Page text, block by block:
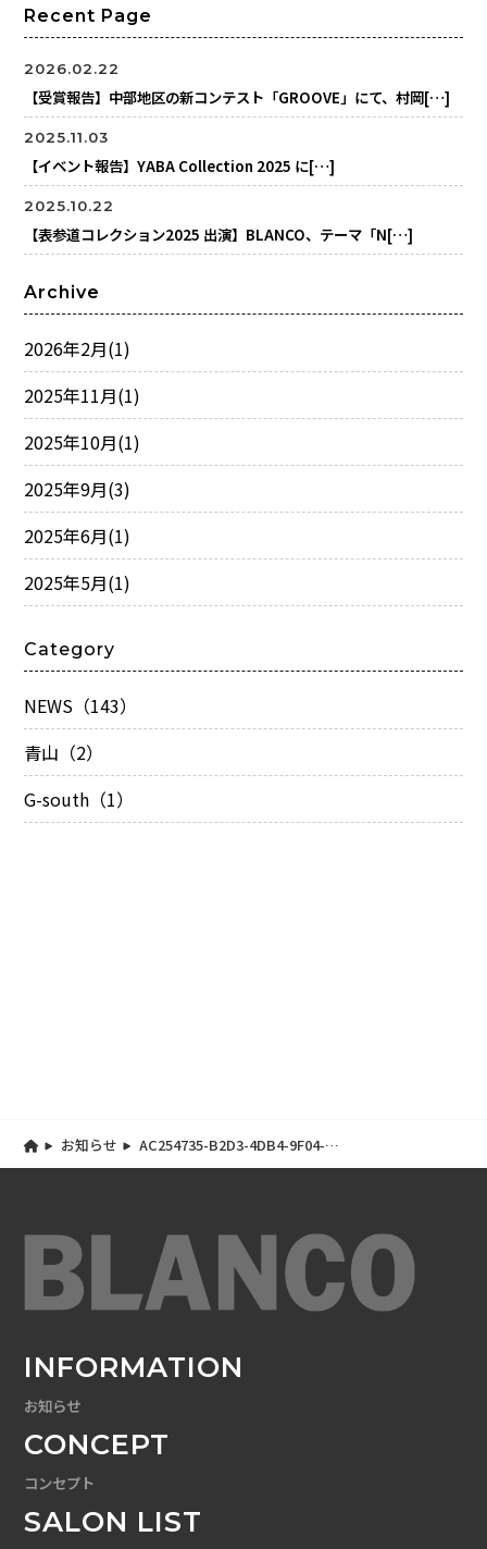
Recent Page
2026.02.22
【受賞報告】中部地区の新コンテスト「GROOVE」にて、村岡[…]
2025.11.03
【イベント報告】YABA Collection 2025 に[…]
2025.10.22
【表参道コレクション2025 出演】BLANCO、テーマ「N[…]
Archive
2026年2月(1)
2025年11月(1)
2025年10月(1)
2025年9月(3)
2025年6月(1)
2025年5月(1)
Category
NEWS（143）
青山（2）
G-south（1）
お知らせ
AC254735-B2D3-4DB4-9F04-
F67B76266893
INFORMATION
お知らせ
CONCEPT
コンセプト
SALON LIST